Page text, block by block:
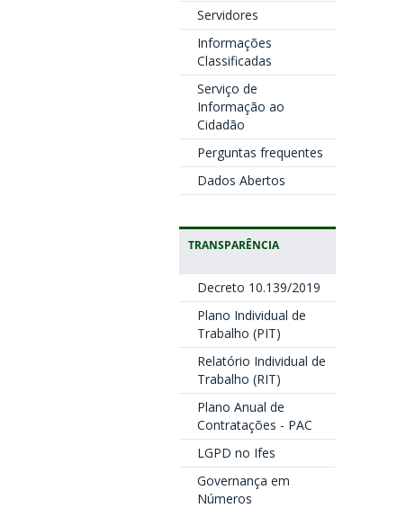
Servidores
Informações
Classificadas
Serviço de
Informação ao
Cidadão
Perguntas frequentes
Dados Abertos
TRANSPARÊNCIA
Decreto 10.139/2019
Plano Individual de
Trabalho (PIT)
Relatório Individual de
Trabalho (RIT)
Plano Anual de
Contratações - PAC
LGPD no Ifes
Governança em
Números